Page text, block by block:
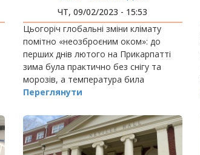
ЧТ, 09/02/2023 - 15:53
Цьогоріч глобальні зміни клімату
помітно «неозброєним оком»: до
перших днів лютого на Прикарпатті
зима була практично без снігу та
морозів, а температура била
абсолютні рекорди.
Переглянути